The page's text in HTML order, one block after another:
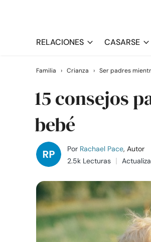
RELACIONES CASARSE
Familia › Crianza › Ser padres
15 consejos
bebé
Por Rachael Pace, Autor
2.5k Lecturas